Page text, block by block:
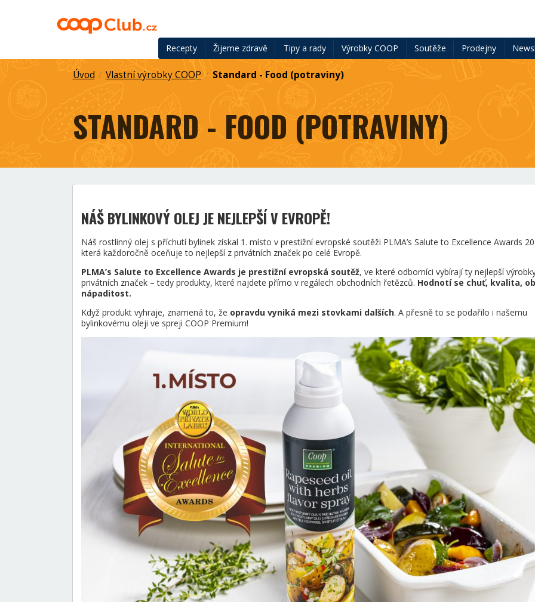
Recepty Žijeme zdravě Tipy a rady Výrobky COOP Soutěže Prodejny
Úvod / Vlastní výrobky COOP / Standard - Food (potraviny)
STANDARD - FOOD (POTRAVINY)
NÁŠ BYLINKOVÝ OLEJ JE NEJLEPŠÍ V EVROPĚ!
Náš rostlinný olej s příchutí bylinek získal 1. místo v prestižní evropské soutěži PLMA’s Salute to Excellence Awards
která každoročně oceňuje to nejlepší z privátních značek po celé Evropě.
PLMA’s Salute to Excellence Awards je prestižní evropská soutěž, ve které odborníci vybírají ty nejlepší
privátních značek – tedy produkty, které najdete přímo v regálech obchodních řetězců. Hodnotí se chuť, kvalita,
nápaditost.
Když produkt vyhraje, znamená to, že opravdu vyniká mezi stovkami dalších. A přesně to se podařilo i našemu
bylinkovému oleji ve spreji COOP Premium!